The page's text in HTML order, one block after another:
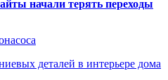
начали терять переходы
деталей в интерьере дома